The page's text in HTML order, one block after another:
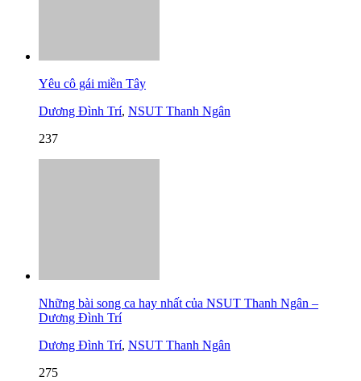
Yêu cô gái miền Tây
Dương Đình Trí, NSUT Thanh Ngân
237
Những bài song ca hay nhất của NSUT Thanh Ngân –
Dương Đình Trí
Dương Đình Trí, NSUT Thanh Ngân
275